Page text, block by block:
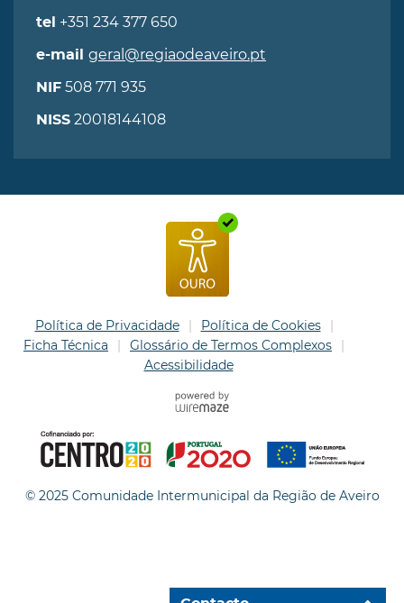
tel +351 234 377 650
e-mail geral@regiaodeaveiro.pt
NIF 508 771 935
NISS 20018144108
Política de Privacidade
Política de Cookies
Ficha Técnica
Glossário de Termos Complexos
Acessibilidade
© 2025 Comunidade Intermunicipal da Região de Aveiro